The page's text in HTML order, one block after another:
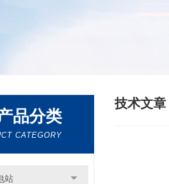
品分类
CATEGORY
站
技术文章